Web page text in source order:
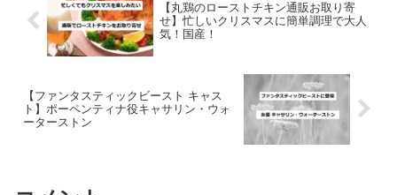
【丸鶏のローストチキン通販お取り寄
せ】忙しいクリスマスに簡単調理で大人
気！国産！
【ファンタスティックビースト キャス
ト】ポーペンティナ役キャサリン・ウォ
ーターストン